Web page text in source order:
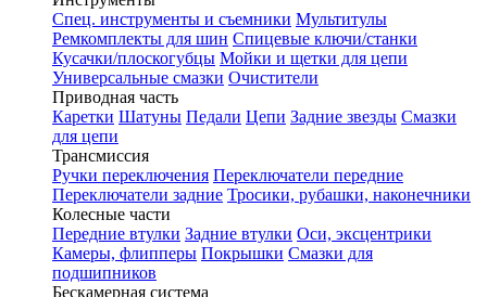
Спец. инструменты и съемники Мультитулы
Ремкомплекты для шин Спицевые ключи/станки
Кусачки/плоскогубцы Мойки и щетки для цепи
Универсальные смазки Очистители
Приводная часть
Каретки Шатуны Педали Цепи Задние звезды Смазки
для цепи
Трансмиссия
Ручки переключения Переключатели передние
Переключатели задние Тросики, рубашки, наконечники
Колесные части
Передние втулки Задние втулки Оси, эксцентрики
Камеры, флипперы Покрышки Смазки для
подшипников
Бескамерная система